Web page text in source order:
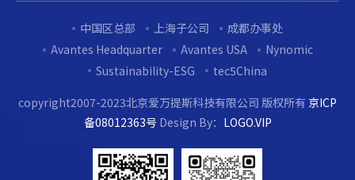
中国区总部 上海子公司
成都办事处
Avantes Headquarter
Avantes USA
Nynomic
Sustainability-ESG
tec5China
copyright2007-2023北京爱万提斯科技有限公司 版权所有 京ICP
备08012363号 Design By： LOGO.VIP